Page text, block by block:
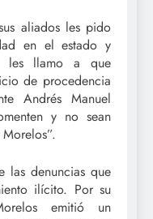
aliados les pido
en el estado y
les llamo a que
de procedencia
Andrés Manuel
y no sean
las denuncias que
ilícito. Por su
emitió un